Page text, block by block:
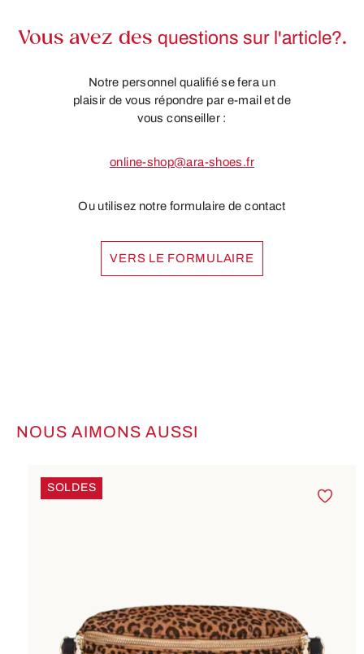
Vous avez des questions sur l'article?.
Notre personnel qualifié se fera un
plaisir de vous répondre par e-mail et de
vous conseiller :
online-shop@ara-shoes.fr
Ou utilisez notre formulaire de contact
VERS LE FORMULAIRE
Ignorer la galerie de produits
NOUS AIMONS AUSSI
SOLDES